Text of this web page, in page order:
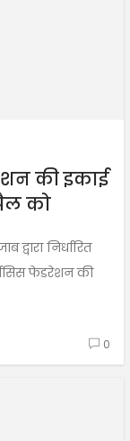
की इकाई
को
निर्धारित
फेडरेशन की
0